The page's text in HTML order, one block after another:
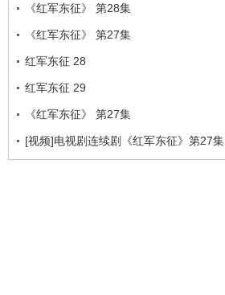
《红军东征》 第28集
《红军东征》 第27集
红军东征 28
红军东征 29
《红军东征》 第27集
[视频]电视剧连续剧《红军东征》第27集